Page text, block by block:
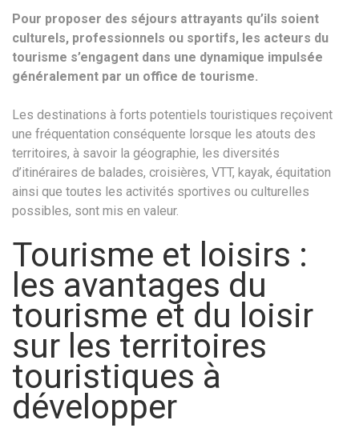
Pour proposer des séjours attrayants qu’ils soient
culturels, professionnels ou sportifs, les acteurs du
tourisme s’engagent dans une dynamique impulsée
généralement par un office de tourisme.
Les destinations à forts potentiels touristiques reçoivent
une fréquentation conséquente lorsque les atouts des
territoires, à savoir la géographie, les diversités
d’itinéraires de balades, croisières, VTT, kayak, équitation
ainsi que toutes les activités sportives ou culturelles
possibles, sont mis en valeur.
Tourisme et loisirs :
les avantages du
tourisme et du loisir
sur les territoires
touristiques à
développer